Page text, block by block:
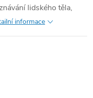
lidského těla,
informace